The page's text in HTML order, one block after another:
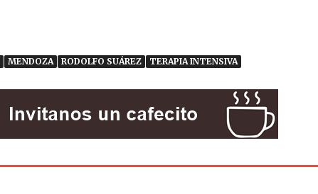
MENDOZA RODOLFO SUÁREZ TERAPIA INTENSIVA